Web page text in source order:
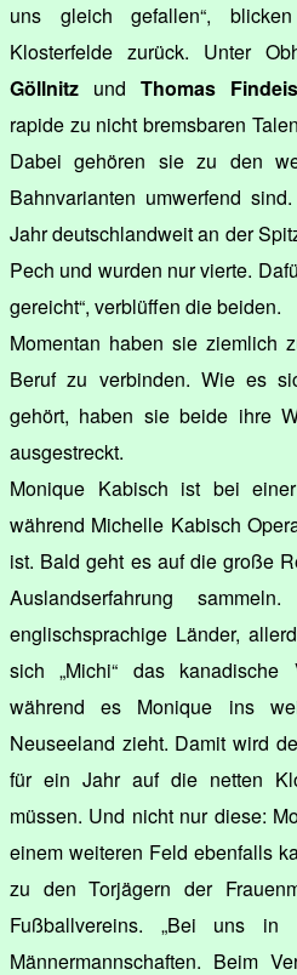
uns gleich gefallen“,
Klosterfelde zurück. Unter
Göllnitz und Thomas
rapide zu nicht bremsbaren
Dabei gehören sie zu den
Bahnvarianten umwerfend
Jahr deutschlandweit an der
Pech und wurden nur vierte.
gereicht“, verblüffen die beiden.
Momentan haben sie ziemlich
Beruf zu verbinden. Wie es
gehört, haben sie beide ihre
ausgestreckt.
Monique Kabisch ist bei
während Michelle Kabisch
ist. Bald geht es auf die große
Auslandserfahrung
englischsprachige Länder,
sich „Michi“ das kanadische
während es Monique ins
Neuseeland zieht. Damit wird
für ein Jahr auf die netten
müssen. Und nicht nur diese:
einem weiteren Feld ebenfalls
zu den Torjägern der
Fußballvereins. „Bei uns
Männermannschaften. Beim